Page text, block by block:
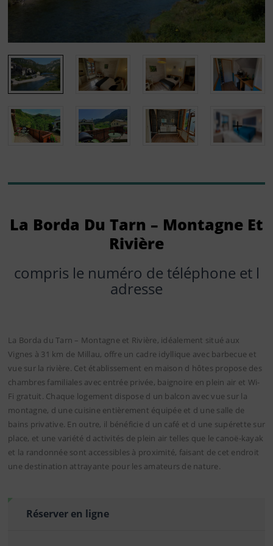
La Borda Du Tarn – Montagne Et
Rivière
compris le numéro de téléphone et l
adresse
La Borda du Tarn – Montagne et Rivière, idéalement situé aux
Vignes à 31 km de Millau, offre un cadre idyllique avec barbecue et
vue sur la rivière. Cet établissement en maison d hôtes propose des
chambres familiales avec entrée privée, baignoire en plein air et Wi-
Fi gratuit. Chaque logement dispose d un balcon avec vue sur la
montagne, d une cuisine entièrement équipée et d une salle de
bains privative. En outre, il bénéficie d un café et d une supérette sur
place, et une variété d activités de plein air telles que le canoë-kayak
et la randonnée sont accessibles à proximité, faisant de cet endroit
une destination attrayante pour les amateurs de nature.
Réserver en ligne